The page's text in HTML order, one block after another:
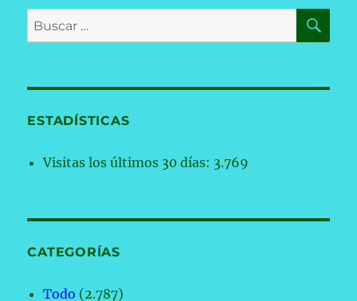
Buscar
por:
ESTADÍSTICAS
Visitas los últimos 30 días: 3.769
CATEGORÍAS
Todo (2.787)